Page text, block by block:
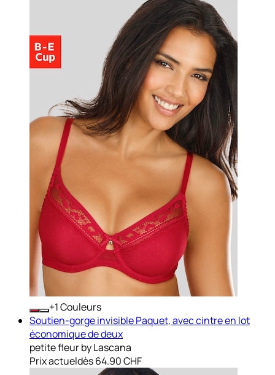
+ Couleurs
Soutien-gorge invisible Paquet, avec cintre en lot
économique de deux
petite fleur by Lascana
Prix actueldès64.90 CHF